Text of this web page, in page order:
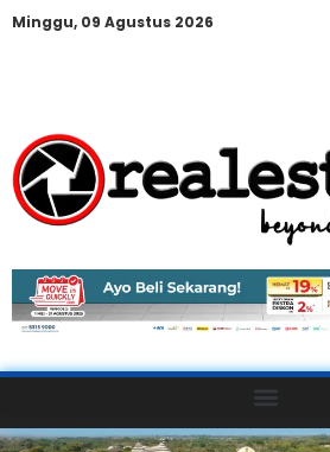
Minggu, 09 Agustus 2026